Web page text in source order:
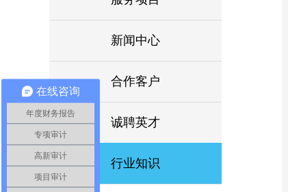
新闻中心
合作客户
诚聘英才
行业知识
在线咨询
年度财务报告
专项审计
高新审计
项目审计